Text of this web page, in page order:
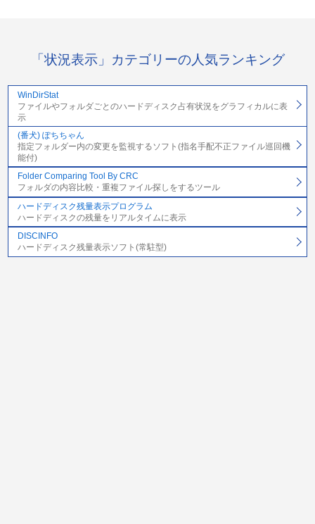
「状況表示」カテゴリーの人気ランキング
WinDirStat
ファイルやフォルダごとのハードディスク占有状況をグラフィカルに表
示
(番犬) ぽちちゃん
指定フォルダー内の変更を監視するソフト(指名手配不正ファイル巡回機
能付)
Folder Comparing Tool By CRC
フォルダの内容比較・重複ファイル探しをするツール
ハードディスク残量表示プログラム
ハードディスクの残量をリアルタイムに表示
DISCINFO
ハードディスク残量表示ソフト(常駐型)